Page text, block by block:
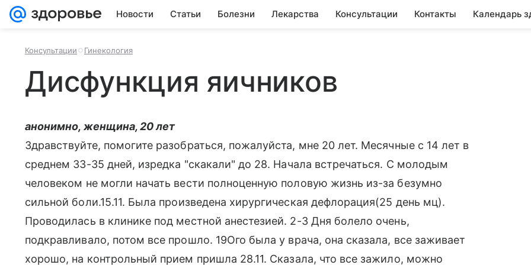
Новости Статьи Болезни Лекарства Консультации Контакты Календарь
Консультации Гинекология
Дисфункция яичников
анонимно, женщина, 20 лет
Здравствуйте, помогите разобраться, пожалуйста, мне 20 лет. Месячные с 14 лет в
среднем 33-35 дней, изредка "скакали" до 28. Начала встречаться. С молодым
человеком не могли начать вести полноценную половую жизнь из-за безумно
сильной боли.15.11. Была произведена хирургическая дефлорация(25 день мц).
Проводилась в клинике под местной анестезией. 2-3 Дня болело очень,
подкравливало, потом все прошло. 19Ого была у врача, она сказала, все заживает
хорошо, на контрольный прием пришла 28.11. Сказала, что все зажило, можно